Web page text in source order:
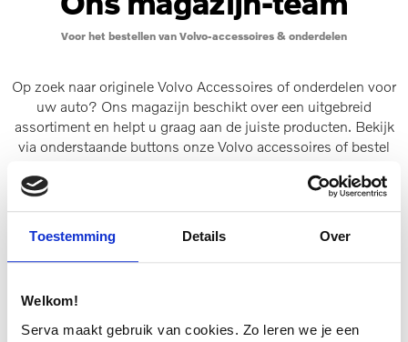
Toestemming Details Over
Welkom!
Serva maakt gebruik van cookies. Zo leren we je een
Voor het bestellen van Volvo-accessoires & onderdelen
Op zoek naar originele Volvo Accessoires of onderdelen voor
uw auto? Ons magazijn beschikt over een uitgebreid
assortiment en helpt u graag aan de juiste producten. Bekijk
via onderstaande buttons onze Volvo accessoires of bestel
ONDERDELEN BESTELLEN